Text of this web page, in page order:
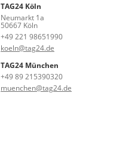
TAG24 Köln
Neumarkt 1a
50667 Köln
+49 221 98651990
koeln@tag24.de
TAG24 München
+49 89 215390320
muenchen@tag24.de